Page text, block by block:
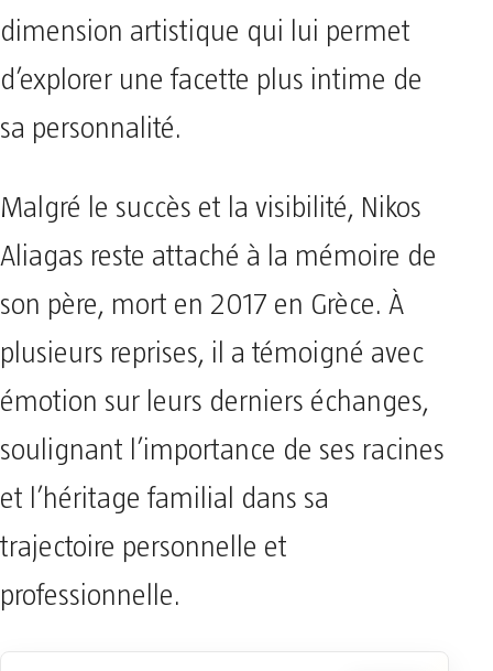
dimension artistique qui lui permet
d’explorer une facette plus intime de
sa personnalité.
Malgré le succès et la visibilité, Nikos
Aliagas reste attaché à la mémoire de
son père, mort en 2017 en Grèce. À
plusieurs reprises, il a témoigné avec
émotion sur leurs derniers échanges,
soulignant l’importance de ses racines
et l’héritage familial dans sa
trajectoire personnelle et
professionnelle.